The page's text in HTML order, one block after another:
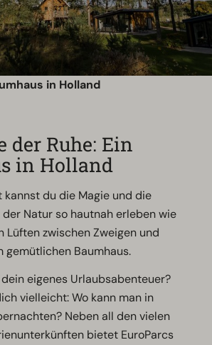
in Holland
der Ruhe: Ein
in Holland
kannst du die Magie und die
Natur so hautnah erleben wie
Lüften zwischen Zweigen und
gemütlichen Baumhaus.
eigenes Urlaubsabenteuer?
vielleicht: Wo kann man in
Neben all den vielen
bietet EuroParcs